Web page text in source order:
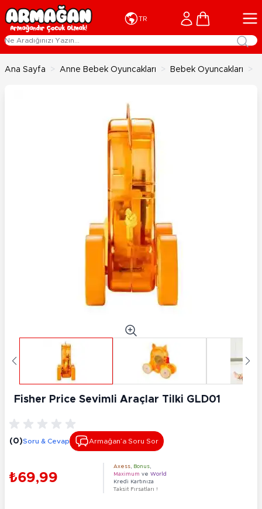
İçeriğe geç
TR Cart
Ana Sayfa > Anne Bebek Oyuncakları > Bebek Oyuncakları >
Fisher Price Sevimli Araçlar Tilki GLD01
(0)Soru & Cevap Armağan’a Soru Sor
₺69,99
Axess Bonus
Maximum ve World
Kredi Kartınıza
Taksit Fırsatları !